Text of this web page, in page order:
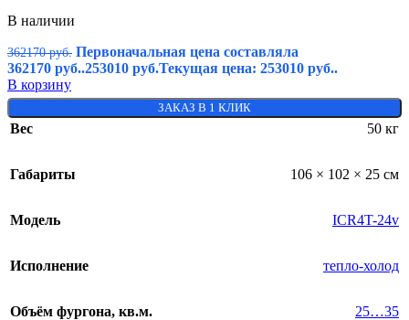
В наличии
362170руб. Первоначальная цена составляла
362170 руб..253010 руб.Текущая цена: 253010 руб..
В корзину
ЗАКАЗ В 1 КЛИК
Вес 50 кг
Габариты 106 × 102 × 25 см
Модель ICR4T-24v
Исполнение тепло-холод
Объём фургона, кв.м. 25…35